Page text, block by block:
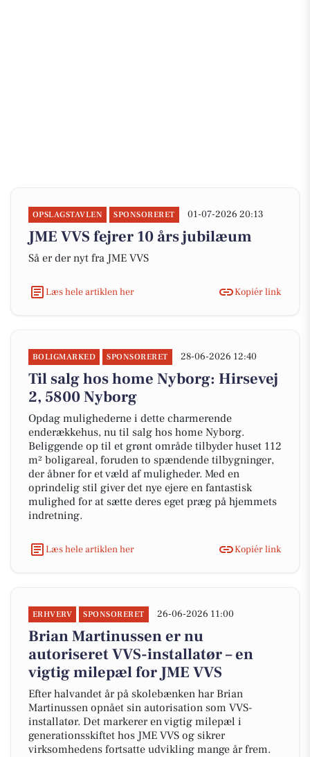
OPSLAGSTAVLEN SPONSORERET 01-07-2026 20:13
JME VVS fejrer 10 års jubilæum
Så er der nyt fra JME VVS
Læs hele artiklen her Kopiér link
BOLIGMARKED SPONSORERET 28-06-2026 12:40
Til salg hos home Nyborg: Hirsevej
2, 5800 Nyborg
Opdag mulighederne i dette charmerende
enderækkehus, nu til salg hos home Nyborg.
Beliggende op til et grønt område tilbyder huset 112
m² boligareal, foruden to spændende tilbygninger,
der åbner for et væld af muligheder. Med en
oprindelig stil giver det nye ejere en fantastisk
mulighed for at sætte deres eget præg på hjemmets
indretning.
Læs hele artiklen her Kopiér link
ERHVERV SPONSORERET 26-06-2026 11:00
Brian Martinussen er nu
autoriseret VVS-installatør – en
vigtig milepæl for JME VVS
Efter halvandet år på skolebænken har Brian
Martinussen opnået sin autorisation som VVS-
installatør. Det markerer en vigtig milepæl i
generationsskiftet hos JME VVS og sikrer
virksomhedens fortsatte udvikling mange år frem.